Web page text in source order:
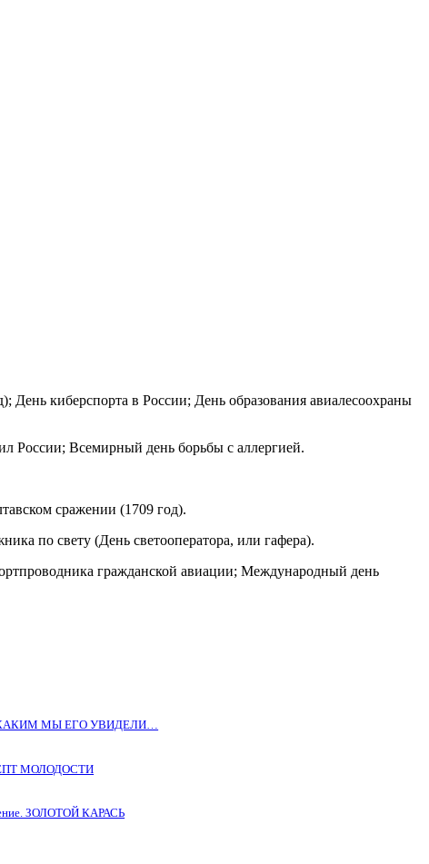
киберспорта в России; День образования авиалесоохраны
России; Всемирный день борьбы с аллергией.
сражении (1709 год).
по свету (День светооператора, или гафера).
гражданской авиации; Международный день
МЫ ЕГО УВИДЕЛИ…
МОЛОДОСТИ
ЗОЛОТОЙ КАРАСЬ